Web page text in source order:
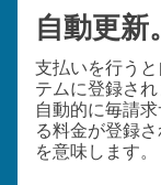
自動更新。
支払いを行う
テムに登録さ
自動的に毎請
る料金が登録
を意味します。